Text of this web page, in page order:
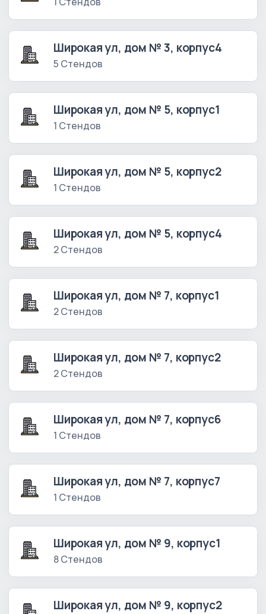
Широкая ул, дом № 3, корпус4
5 Стендов
Широкая ул, дом № 5, корпус1
1 Стендов
Широкая ул, дом № 5, корпус2
1 Стендов
Широкая ул, дом № 5, корпус4
2 Стендов
Широкая ул, дом № 7, корпус1
2 Стендов
Широкая ул, дом № 7, корпус2
2 Стендов
Широкая ул, дом № 7, корпус6
1 Стендов
Широкая ул, дом № 7, корпус7
1 Стендов
Широкая ул, дом № 9, корпус1
8 Стендов
Широкая ул, дом № 9, корпус2